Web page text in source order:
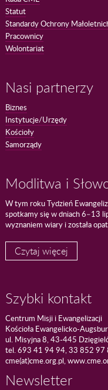
Statut
Standardy Ochrony
Pracownicy
Wolontariat
Nasi partnerzy
Biznes
Instytucje/Urzędy
Kościoły
Samorządy
Modlitwa i
W tym roku Tydzień
spotkamy się w dniach 6–13
wyznaniem wiary i została
Czytaj więcej
Szybki kontakt
Centrum Misji i Ewangelizacji
Kościoła Ewangelicko-
ul. Misyjna 8, 43-445
tel. 693 41 94 94, 33 852 97
cme(at)cme.org.pl,
Newsletter